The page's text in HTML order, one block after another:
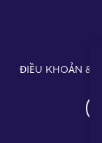
ĐIỀU KHOẢN &